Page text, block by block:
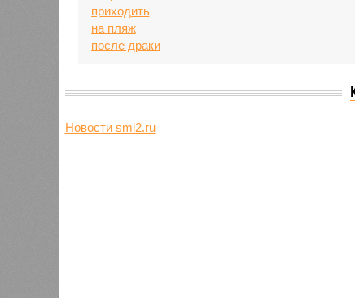
Новости smi2.ru